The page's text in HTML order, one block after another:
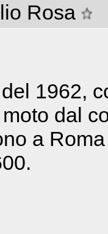
Rosa
1962,
dal
a